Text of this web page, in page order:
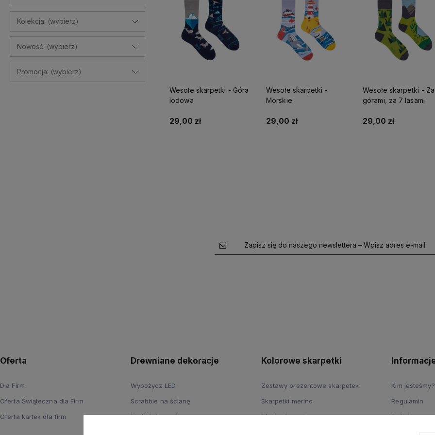
Kolekcja: (wybierz)
Nowość: (wybierz)
Promocja: (wybierz)
Wesołe skarpetki - Góra
lodowa
29,00 zł
Wesołe skarpetki -
Morskie
29,00 zł
Wesołe skarpetki -
górami, za 7 lasami
29,00 zł
Zapisz się do naszego newslettera – Wpisz adres e-mail
Oferta
Dla Firm
Oferta Świąteczna dla Firm
Oferta kartek dla firm
Drewniane dekoracje
Wypożycz LED
Scrabble na ścianę
Na ślub i wesele
Kolorowe skarpetki
Zestawy prezentowe skarpetek
Skarpetki merino
Długie skarpety
Kim jesteśmy?
Regulamin
Polityka